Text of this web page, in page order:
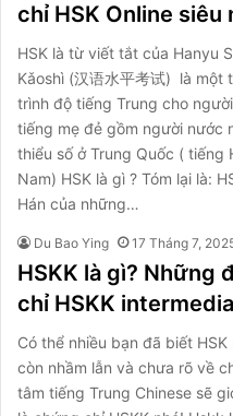
chỉ HSK Online siêu
HSK là từ viết tắt của Hanyu
Kǎoshì (汉语水平考试) là
trình độ tiếng Trung cho
tiếng mẹ đẻ gồm người nước
thiểu số ở Trung Quốc ( tiếng
Nam) HSK là gì ? Tóm lại là:
Hán của những…
Du Bao Ying 17 Tháng 7,
HSKK là gì? Những
chỉ HSKK
Có thể nhiều bạn đã biết
còn nhầm lẫn và chưa rõ về
tâm tiếng Trung Chinese sẽ